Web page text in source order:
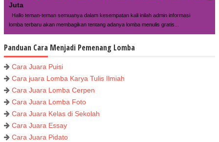
Juta
Hallo teman-teman semuanya dalam kesempatan kali inilah admin informasi
lomba terbaru akan membagikan tentang adanya lomba menulis gratis...
Panduan Cara Menjadi Pemenang Lomba
Cara Juara Puisi
Cara juara Lomba Karya Tulis Ilmiah
Cara Juara Lomba Cerpen
Cara Juara Lomba Foto
Cara Juara Kelas di Sekolah
Cara Juara Essay
Cara Juara Pidato